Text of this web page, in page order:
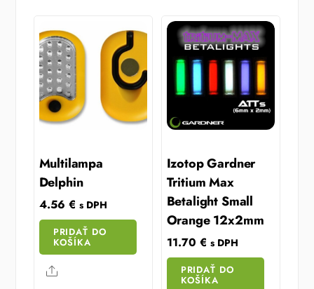
Multilampa
Delphin
4.56 € s DPH
PRIDAŤ DO
KOŠÍKA
Share
Izotop Gardner
Tritium Max
Betalight Small
Orange 12x2mm
11.70 € s DPH
PRIDAŤ DO
KOŠÍKA